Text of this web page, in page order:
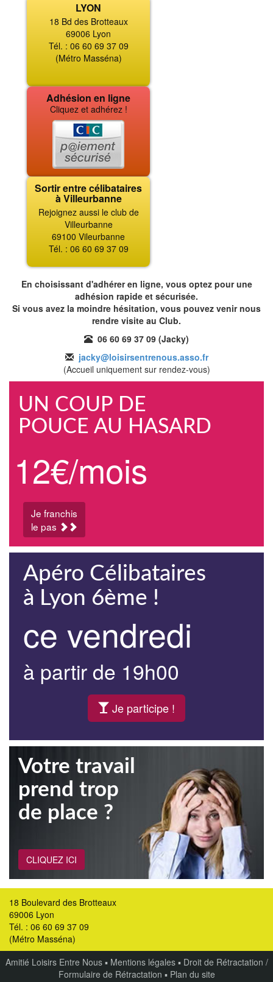
LYON
18 Bd des Brotteaux
69006 Lyon
Tél. : 06 60 69 37 09
(Métro Masséna)
Adhésion en ligne
Cliquez et adhérez !
Sortir entre célibataires
à Villeurbanne
Rejoignez aussi le club de
Villeurbanne
69100 Vileurbanne
Tél. : 06 60 69 37 09
En choisissant d'adhérer en ligne, vous optez pour une
adhésion rapide et sécurisée.
Si vous avez la moindre hésitation, vous pouvez venir nous
rendre visite au Club.
06 60 69 37 09 (Jacky)
jacky@loisirsentrenous.asso.fr
(Accueil uniquement sur rendez-vous)
UN COUP DE
POUCE AU HASARD
12€/mois
Je franchis
le pas
Apéro Célibataires
à Lyon 6ème !
ce vendredi
à partir de 19h00
Je participe !
Votre travail
prend trop
de place ?
CLIQUEZ ICI
18 Boulevard des Brotteaux
69006 Lyon
Tél. : 06 60 69 37 09
(Métro Masséna)
Amitié Loisirs Entre Nous▪ Mentions légales▪ Droit de Rétractation /
Formulaire de Rétractation ▪ Plan du site